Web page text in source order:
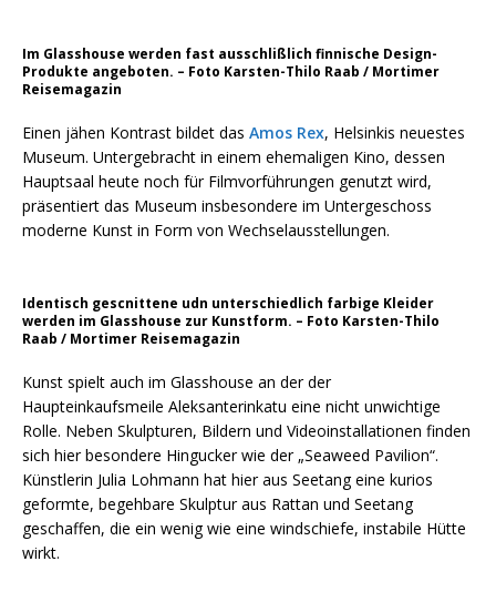
Im Glasshouse werden fast ausschlißlich finnische Design-
Produkte angeboten. – Foto Karsten-Thilo Raab / Mortimer
Reisemagazin
Einen jähen Kontrast bildet das Amos Rex, Helsinkis neuestes
Museum. Untergebracht in einem ehemaligen Kino, dessen
Hauptsaal heute noch für Filmvorführungen genutzt wird,
präsentiert das Museum insbesondere im Untergeschoss
moderne Kunst in Form von Wechselausstellungen.
Identisch gescnittene udn unterschiedlich farbige Kleider
werden im Glasshouse zur Kunstform. – Foto Karsten-Thilo
Raab / Mortimer Reisemagazin
Kunst spielt auch im Glasshouse an der der
Haupteinkaufsmeile Aleksanterinkatu eine nicht unwichtige
Rolle. Neben Skulpturen, Bildern und Videoinstallationen finden
sich hier besondere Hingucker wie der „Seaweed Pavilion“.
Künstlerin Julia Lohmann hat hier aus Seetang eine kurios
geformte, begehbare Skulptur aus Rattan und Seetang
geschaffen, die ein wenig wie eine windschiefe, instabile Hütte
wirkt.